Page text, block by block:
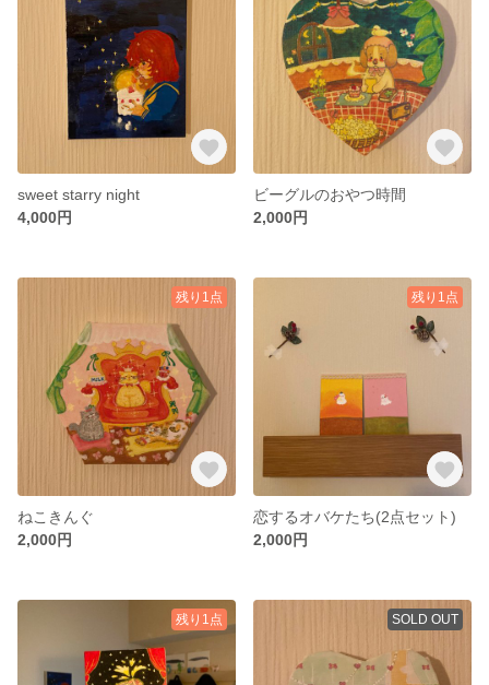
sweet starry night
4,000円
ビーグルのおやつ時間
2,000円
残り1点
ねこきんぐ
2,000円
残り1点
恋するオバケたち(2点セット)
2,000円
残り1点 SOLD OUT